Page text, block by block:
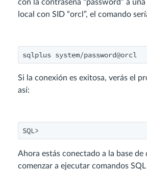
con la contraseña “password” a
local con SID “orcl”, el comando
sqlplus system/password@orcl
Si la conexión es exitosa, verás el
así:
SQL>
Ahora estás conectado a la base de
comenzar a ejecutar comandos